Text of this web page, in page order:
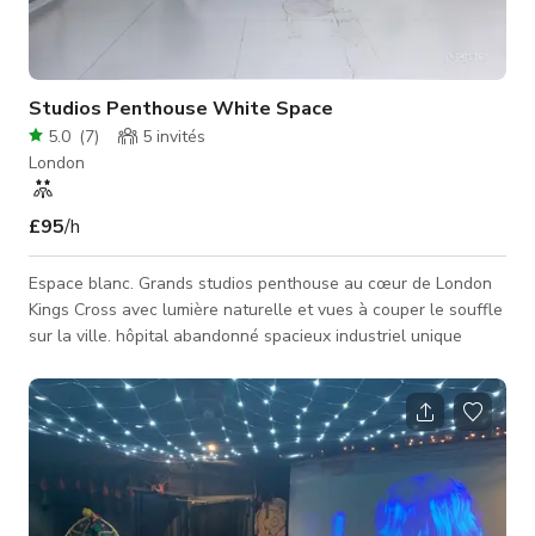
Studios Penthouse White Space
5.0 (7) 5 invités
London
£95/h
Espace blanc. Grands studios penthouse au cœur de London
Kings Cross avec lumière naturelle et vues à couper le souffle
sur la ville. hôpital abandonné spacieux industriel unique